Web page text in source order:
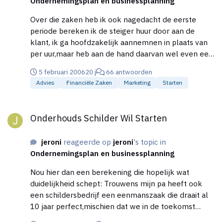
Over die zaken heb ik ook nagedacht de eerste
periode bereken ik de steiger huur door aan de
klant, ik ga hoofdzakelijk aannemnen in plaats van
per uur,maar heb aan de hand daarvan wel even een
voor mij bij mijn huidige baas is dat ook geen punt.
Maar wat vind je van de berekening moet toch goed
daar maximaal 50 euro per maand voor uittrek zit ik
de 750 euro per maand vaste lasten
5 februari 200620 j 66 antwoorden
Advies Financiële Zaken Marketing Starten
Onderhouds Schilder Wil Starten
jeroni reageerde op jeroni's topic in
Ondernemingsplan en businessplanning
Nou hier dan een berekening die hopelijk wat
duidelijkheid schept: Trouwens mijn pa heeft ook
een schildersbedrijf een eenmanszaak die draait al
10 jaar perfect,mischien dat we in de toekomst